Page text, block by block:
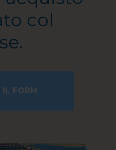
col
FORM